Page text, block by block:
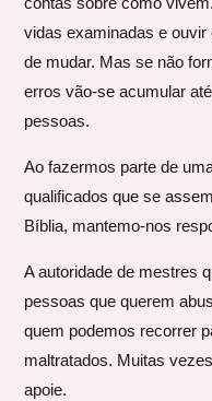
vidas examinadas e
de mudar. Mas se não
erros vão-se acumular
pessoas.
Ao fazermos parte de
qualificados que se
Bíblia, mantemo-nos
A autoridade de mestres
pessoas que querem
quem podemos recorrer
maltratados. Muitas
apoie.